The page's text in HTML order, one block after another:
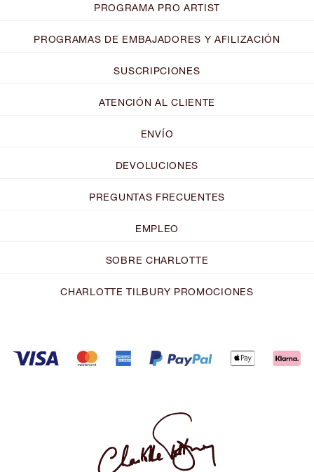
PROGRAMA PRO ARTIST
PROGRAMAS DE EMBAJADORES Y AFILIZACIÓN
SUSCRIPCIONES
ATENCIÓN AL CLIENTE
ENVÍO
DEVOLUCIONES
PREGUNTAS FRECUENTES
EMPLEO
SOBRE CHARLOTTE
CHARLOTTE TILBURY PROMOCIONES